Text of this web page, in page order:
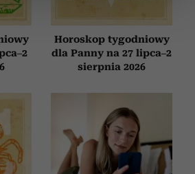
swoją zgodę w dowolnej chwili.
cookie do spersonalizowania treści
funkcje społecznościowe i
udostępniamy partnerom
reklamowym i analitycznym.
te informacje z innymi danymi
lub uzyskanymi podczas
Horoskop tygodniowy
dla Panny na 27 lipca–2
sierpnia 2026